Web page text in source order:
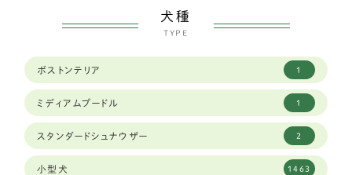
犬種
TYPE
ボストンテリア 1
ミディアムプードル 1
スタンダードシュナウザー 2
小型犬 1463